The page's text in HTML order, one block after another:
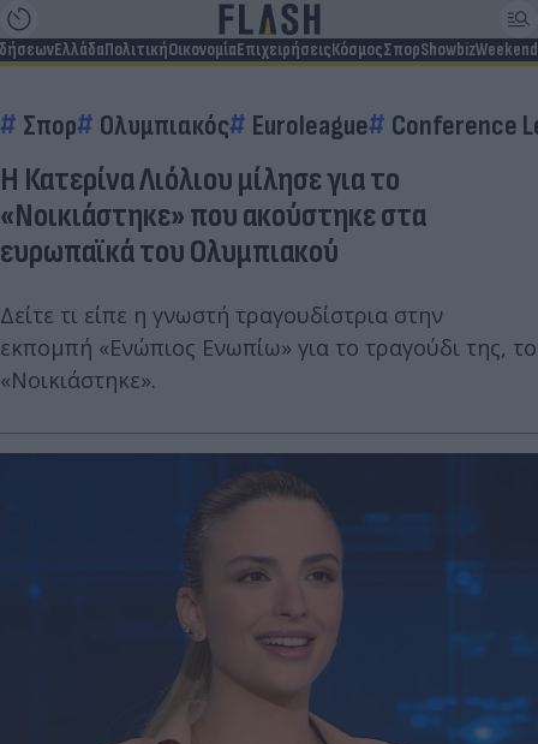
ΕλλάδαΠολιτικήΟικονομίαΕπιχειρήσειςΚόσμοςΣπορShowbizWeekend
Σπορ Ολυμπιακός Euroleague Conference
Η Κατερίνα Λιόλιου μίλησε για το
«Νοικιάστηκε» που ακούστηκε στα
ευρωπαϊκά του Ολυμπιακού
Δείτε τι είπε η γνωστή τραγουδίστρια στην
εκπομπή «Ενώπιος Ενωπίω» για το τραγούδι της, το
«Νοικιάστηκε».